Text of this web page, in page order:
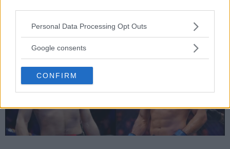
Please note that this website/app uses one or more Google
not limited to your visit or usage behaviour. You may click to
use your data for below specified purposes in below Google
consent section.
Personal Data Processing Opt Outs
Google consents
CONFIRM